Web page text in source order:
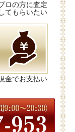
ロの方に査定
してもらいたい
金でお支払い